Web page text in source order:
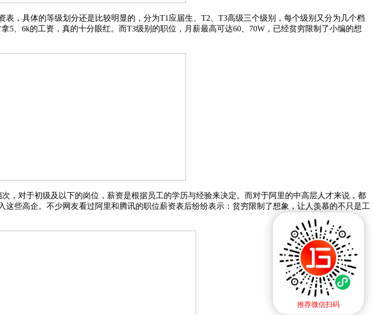
推荐微信扫码
，具体的等级划分还是比较明显的，分为T1应届生、T2、T3高级三个级别，每个级别又分为几个档
、6k的工资，真的十分眼红。而T3级别的职位，月薪最高可达60、70W，已经贫穷限制了小编的想
，对于初级及以下的岗位，薪资是根据员工的学历与经验来决定。而对于阿里的中高层人才来说，都
些高企。不少网友看过阿里和腾讯的职位薪资表后纷纷表示：贫穷限制了想象，让人羡慕的不只是工